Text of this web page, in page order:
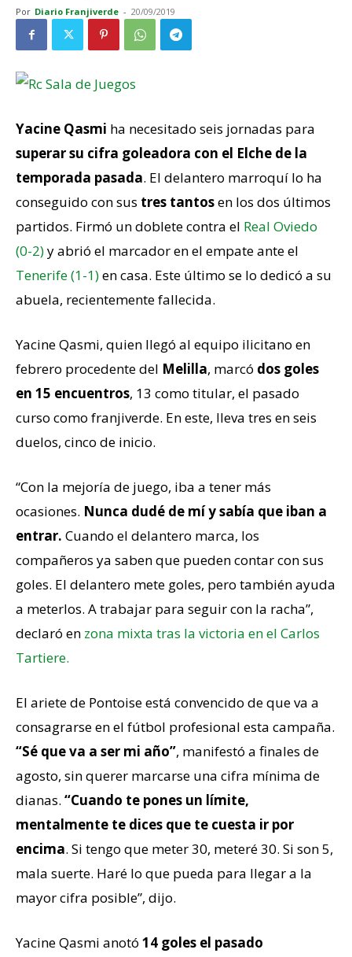
Por Diario Franjiverde - 20/09/2019
Yacine Qasmi ha necesitado seis jornadas para
superar su cifra goleadora con el Elche de la
temporada pasada. El delantero marroquí lo ha
conseguido con sus tres tantosen los dos últimos
partidos. Firmó un doblete contra el Real Oviedo
(0-2)y abrió el marcador en el empate ante el
Tenerife (1-1)en casa. Este último se lo dedicó a su
abuela, recientemente fallecida.
Yacine Qasmi, quien llegó al equipo ilicitano en
febrero procedente del Melilla, marcó dos goles
en 15 encuentros, 13 como titular, el pasado
curso como franjiverde. En este, lleva tres en seis
duelos, cinco de inicio.
“Con la mejoría de juego, iba a tener más
ocasiones. Nunca dudé de mí y sabía que iban a
entrar. Cuando el delantero marca, los
compañeros ya saben que pueden contar con sus
goles. El delantero mete goles, pero también ayuda
a meterlos. A trabajar para seguir con la racha”,
declaró en zona mixta tras la victoria en el Carlos
Tartiere.
El ariete de Pontoise está convencido de que va a
consagrarse en el fútbol profesional esta campaña.
“Sé que va a ser mi año”, manifestó a finales de
agosto, sin querer marcarse una cifra mínima de
dianas. “Cuando te pones un límite,
mentalmente te dices que te cuesta ir por
encima. Si tengo que meter 30, meteré 30. Si son 5,
mala suerte. Haré lo que pueda para llegar a la
mayor cifra posible”, dijo.
Yacine Qasmi anotó 14 goles el pasado